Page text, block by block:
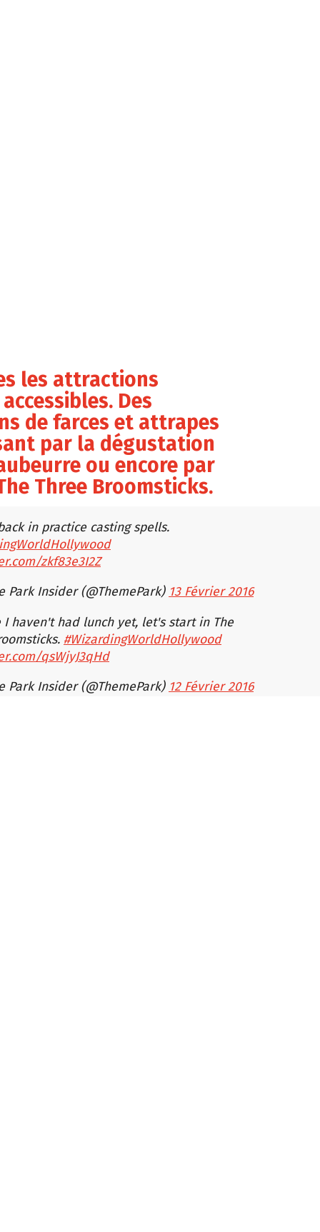
les attractions
Des
de farces et attrapes
par la dégustation
ou encore par
Three Broomsticks.
in practice casting spells.
zkf83e3I2Z
Park Insider (@ThemePark) 13 Février 2016
I haven't had lunch yet, let's start in The
#WizardingWorldHollywood
qsWjyJ3qHd
Park Insider (@ThemePark) 12 Février 2016